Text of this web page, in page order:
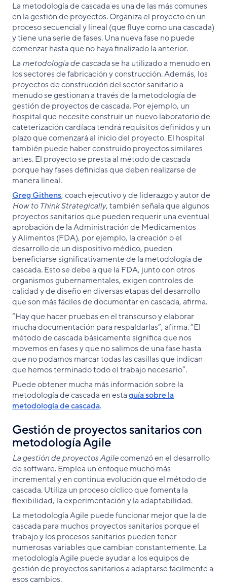
La metodología de cascada es una de las más comunes
en la gestión de proyectos. Organiza el proyecto en un
proceso secuencial y lineal (que fluye como una cascada)
y tiene una serie de fases. Una nueva fase no puede
comenzar hasta que no haya finalizado la anterior.
La metodología de cascadase ha utilizado a menudo en
los sectores de fabricación y construcción. Además, los
proyectos de construcción del sector sanitario a
menudo se gestionan a través de la metodología de
gestión de proyectos de cascada. Por ejemplo, un
hospital que necesite construir un nuevo laboratorio de
cateterización cardíaca tendrá requisitos definidos y un
plazo que comenzará al inicio del proyecto. El hospital
también puede haber construido proyectos similares
antes. El proyecto se presta al método de cascada
porque hay fases definidas que deben realizarse de
manera lineal.
Greg Githens, coach ejecutivo y de liderazgo y autor de
How to Think Strategically, también señala que algunos
proyectos sanitarios que pueden requerir una eventual
aprobación de la Administración de Medicamentos
y Alimentos (FDA), por ejemplo, la creación o el
desarrollo de un dispositivo médico, pueden
beneficiarse significativamente de la metodología de
cascada. Esto se debe a que la FDA, junto con otros
organismos gubernamentales, exigen controles de
calidad y de diseño en diversas etapas del desarrollo
que son más fáciles de documentar en cascada, afirma.
“Hay que hacer pruebas en el transcurso y elaborar
mucha documentación para respaldarlas”, afirma. “El
método de cascada básicamente significa que nos
movemos en fases y que no salimos de una fase hasta
que no podamos marcar todas las casillas que indican
que hemos terminado todo el trabajo necesario”.
Puede obtener mucha más información sobre la
metodología de cascada en estaguía sobre la
metodología de cascada.
Gestión de proyectos sanitarios con
metodología Agile
La gestión de proyectos Agilecomenzó en el desarrollo
de software. Emplea un enfoque mucho más
incremental y en continua evolución que el método de
cascada. Utiliza un proceso cíclico que fomenta la
flexibilidad, la experimentación y la adaptabilidad.
La metodología Agile puede funcionar mejor que la de
cascada para muchos proyectos sanitarios porque el
trabajo y los procesos sanitarios pueden tener
numerosas variables que cambian constantemente. La
metodología Agile puede ayudar a los equipos de
gestión de proyectos sanitarios a adaptarse fácilmente a
esos cambios.